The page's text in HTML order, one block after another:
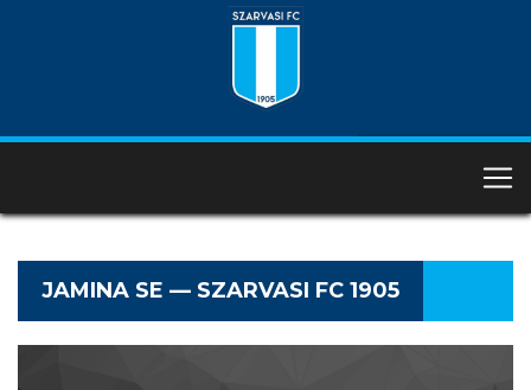
JAMINA SE — SZARVASI FC 1905